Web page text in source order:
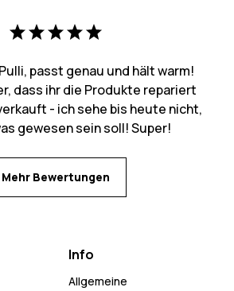
passt genau und hält warm!
dass ihr die Produkte repariert
- ich sehe bis heute nicht,
gewesen sein soll! Super!
Mehr Bewertungen
Info
Allgemeine